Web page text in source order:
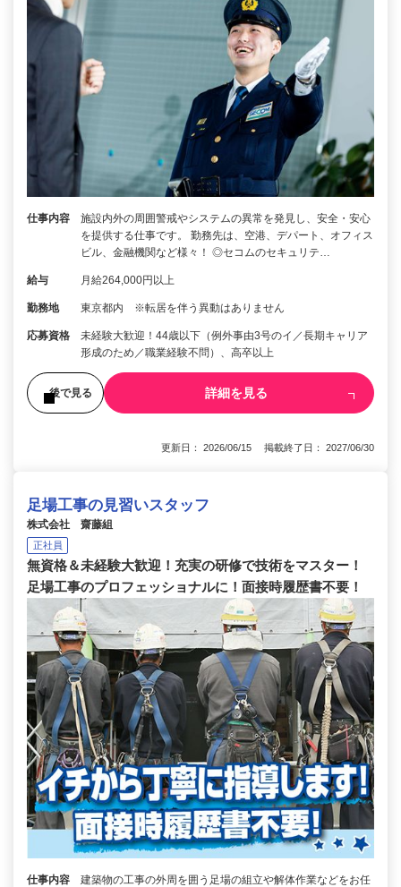
仕事内容
施設内外の周囲警戒やシステムの異常を発見し、安全・安心
を提供する仕事です。 勤務先は、空港、デパート、オフィス
ビル、金融機関など様々！ ◎セコムのセキュリテ…
給与 月給264,000円以上
勤務地 東京都内 ※転居を伴う異動はありません
応募資格
未経験大歓迎！44歳以下（例外事由3号のイ／長期キャリア
形成のため／職業経験不問）、高卒以上
後で見る 詳細を見る
更新日： 2026/06/15 掲載終了日： 2027/06/30
足場工事の見習いスタッフ
株式会社 齋藤組
正社員
無資格＆未経験大歓迎！充実の研修で技術をマスター！
足場工事のプロフェッショナルに！面接時履歴書不要！
仕事内容
建築物の工事の外周を囲う足場の組立や解体作業などをお任